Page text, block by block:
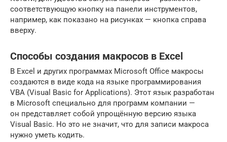
соответствующую кнопку на панели инструментов,
например, как показано на рисунках — кнопка справа
вверху.
Способы создания макросов в Excel
В Excel и других программах Microsoft Office макросы
создаются в виде кода на языке программирования
VBA (Visual Basic for Applications). Этот язык разработан
в Microsoft специально для программ компании —
он представляет собой упрощённую версию языка
Visual Basic. Но это не значит, что для записи макроса
нужно уметь кодить.